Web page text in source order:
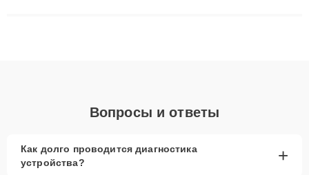
Вопросы и ответы
Как долго проводится диагностика
устройства?
+